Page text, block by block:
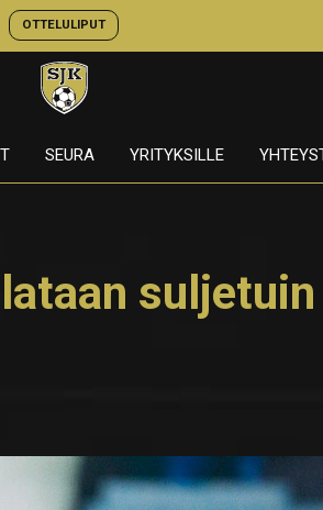
OTTELULIPUT
SEURA YRITYKSILLE
suljetuin